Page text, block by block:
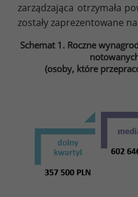
zarządzająca otrzymała
zostały zaprezentowane
Schemat 1. Roczne
(osoby, które